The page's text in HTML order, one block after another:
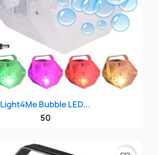
Light4Me Bubble LED...
50